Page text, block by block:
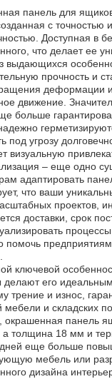
панель для
с точностью
Доступная в
что делает ее
выдающихся
прочность и
деформации
движение.
больше
под угрозу
визуальную
– еще одно
адаптировать
что ваши
проектов,
доставки, срок
помочь
ключевой
делают его
трение и износ,
мебели и складских
панель
а толщина 18 мм и
еще больше
мебель или
дизайна